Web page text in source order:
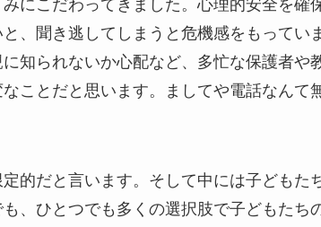
にこだわってきました。心理的安全を確
、聞き逃してしまうと危機感をもってい
知られないか心配など、多忙な保護者や
ことだと思います。ましてや電話なんて
的だと言います。そして中には子どもた
、ひとつでも多くの選択肢で子どもたち